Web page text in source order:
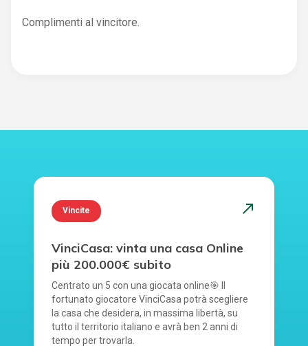
Complimenti al vincitore.
Vincite north_east
VinciCasa: vinta una casa Online
più 200.000€ subito
Centrato un 5 con una giocata online🎯 Il
fortunato giocatore VinciCasa potrà scegliere
la casa che desidera, in massima libertà, su
tutto il territorio italiano e avrà ben 2 anni di
tempo per trovarla.